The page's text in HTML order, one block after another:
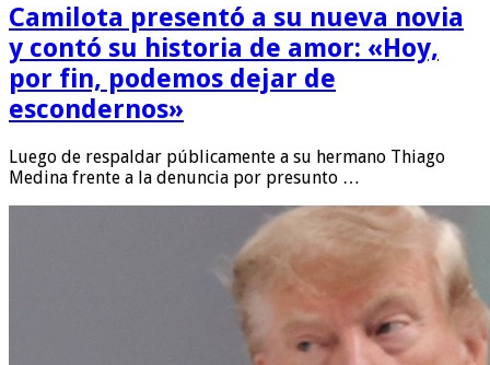
Camilota presentó a su nueva novia
y contó su historia de amor: «Hoy,
por fin, podemos dejar de
escondernos»
Luego de respaldar públicamente a su hermano Thiago
Medina frente a la denuncia por presunto …